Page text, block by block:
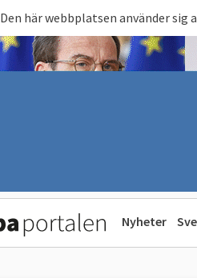
Den här webbplatsen använder sig
Nyheter